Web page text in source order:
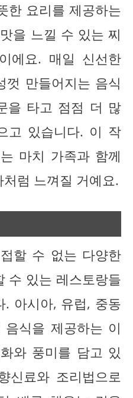
한 요리를 제공하는
을 느낄 수 있는 찌
에요. 매일 신선한
껏 만들어지는 음식
을 타고 점점 더 많
고 있습니다. 이 작
마치 가족과 함께
럼 느껴질 거예요.
할 수 없는 다양한
수 있는 레스토랑들
. 아시아, 유럽, 중동
식을 제공하는 이
와 풍미를 담고 있
신료와 조리법으로